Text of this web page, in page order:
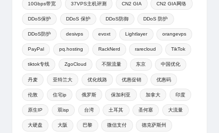
10Gbps带宽 37VPS主机评测 CN2 GIA CN2 GIA网络
DDoS保护 DDoS 保护 DDoS防御 DDoS 防护
DDoS防护 desivps evoxt Lightlayer orangevps
PayPal pq.hosting RackNerd rarecloud TikTok
tiktok专线 ZgoCloud 不限流量 东京 中国优化
丹麦 亚特兰大 优化线路 优惠促销 优惠码
伦敦 住宅ip 俄罗斯 保加利亚 加拿大 印度
原生IP 双isp 台湾 土耳其 圣何塞 大流量
大硬盘 大阪 巴黎 微信支付 德克萨斯州